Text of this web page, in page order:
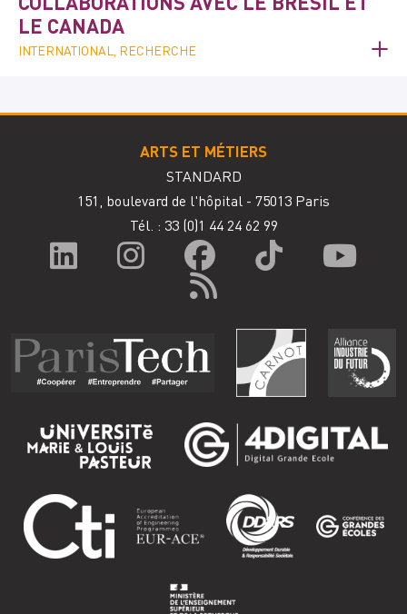
LE CANADA
INTERNATIONAL, RECHERCHE
ARTS ET MÉTIERS
STANDARD
151, boulevard de l'hôpital - 75013 Paris
Tél. : 33 (0)1 44 24 62 99